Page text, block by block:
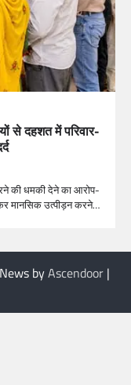
से दहशत में परिवार-
की धमकी देने का आरोप-
मानसिक उत्पीड़न करने…
byAscendoor |